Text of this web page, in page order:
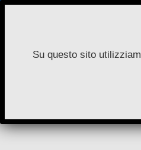
Skip
Su questo sito